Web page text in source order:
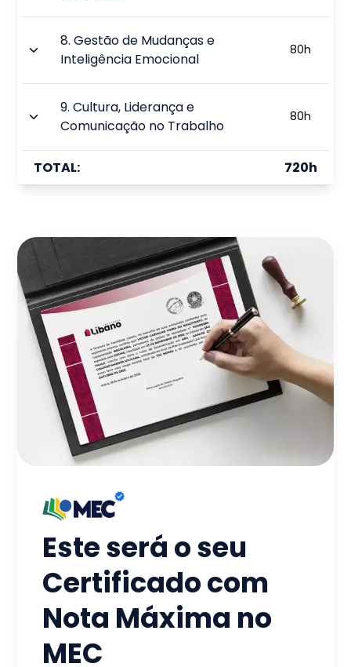
8.Gestão de Mudanças e
Inteligência Emocional
80h
9.Cultura, Liderança e
Comunicação no Trabalho
80h
TOTAL: 720h
Este será o seu
Certificado com
Nota Máxima no
MEC